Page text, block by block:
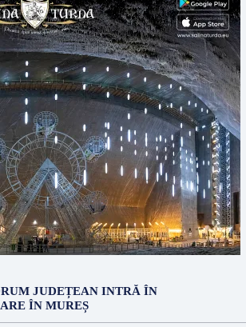
JUDEȚEAN INTRĂ ÎN
ÎN MUREȘ